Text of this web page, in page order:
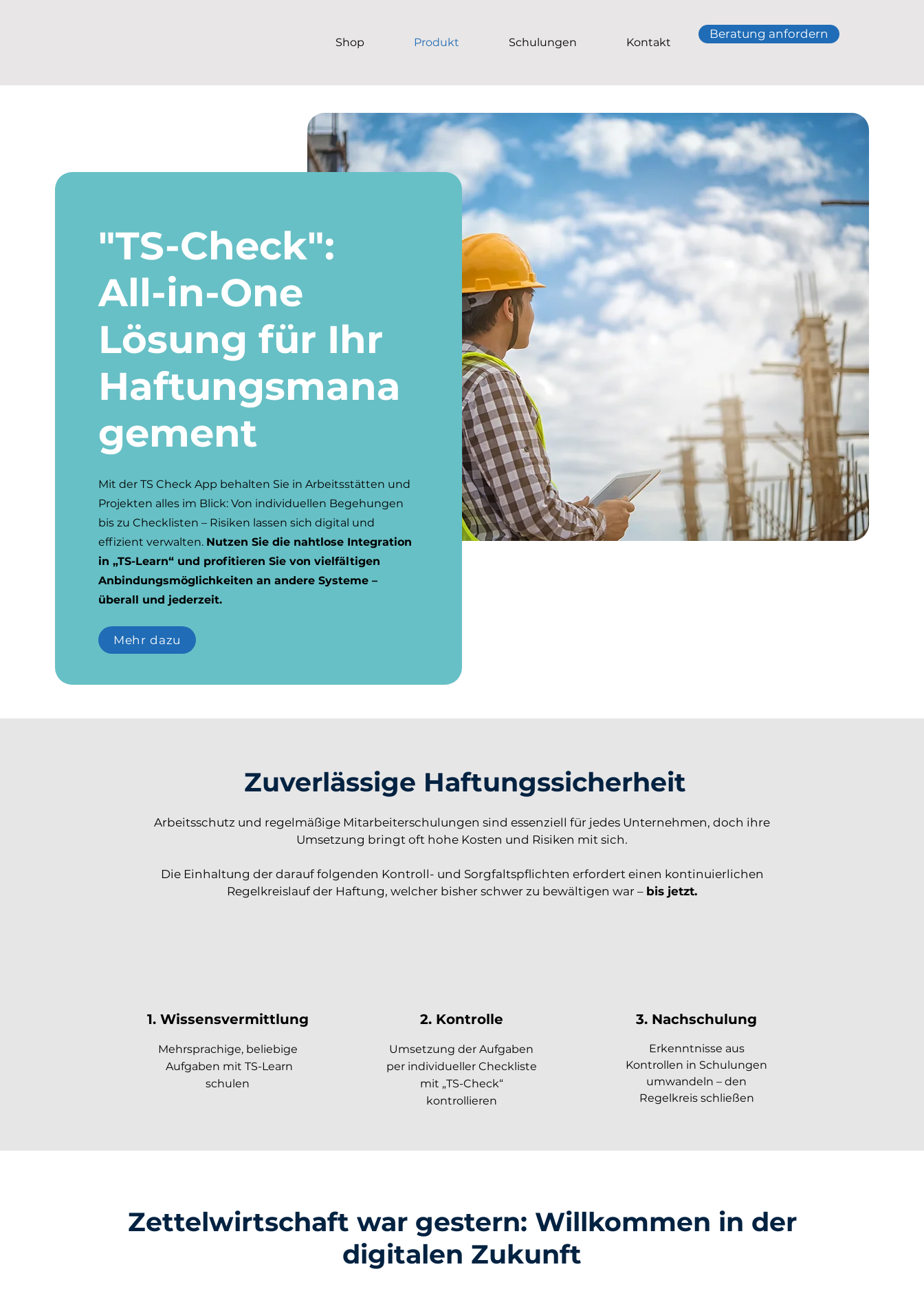
Shop Produkt Schulungen Kontakt
Beratung anfordern
"TS-Check":
All-in-One
Lösung für Ihr
Haftungsmana
gement
Mit der TS Check App behalten Sie in Arbeitsstätten und
Projekten alles im Blick: Von individuellen Begehungen
bis zu Checklisten – Risiken lassen sich digital und
effizient verwalten. Nutzen Sie die nahtlose Integration
in „TS-Learn“ und profitieren Sie von vielfältigen
Anbindungsmöglichkeiten an andere Systeme –
überall und jederzeit.
Mehr dazu
Zuverlässige Haftungssicherheit
Arbeitsschutz und regelmäßige Mitarbeiterschulungen sind essenziell für jedes Unternehmen, doch ihre
Umsetzung bringt oft hohe Kosten und Risiken mit sich.
Die Einhaltung der darauf folgenden Kontroll- und Sorgfaltspflichten erfordert einen kontinuierlichen
Regelkreislauf der Haftung, welcher bisher schwer zu bewältigen war – bis jetzt.
1. Wissensvermittlung
Mehrsprachige, beliebige
Aufgaben mit TS-Learn
schulen
2. Kontrolle
Umsetzung der Aufgaben
per individueller Checkliste
mit „TS-Check“
kontrollieren
3. Nachschulung
Erkenntnisse aus
Kontrollen in Schulungen
umwandeln – den
Regelkreis schließen
Zettelwirtschaft war gestern: Willkommen in der
digitalen Zukunft